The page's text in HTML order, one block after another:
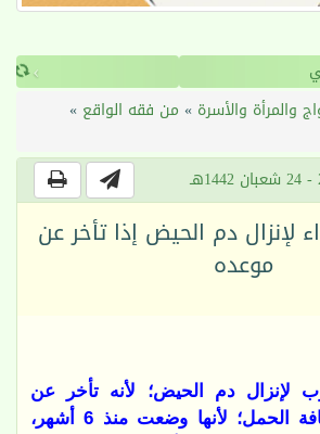
والانضباط السلوكي ›
والمرأة والأسرة » من فقه الواقع »
لإنزال دم الحيض إذا تأخر عن
موعده
لإنزال دم الحيض؛ لأنه تأخر عن
موعده، وذلك مخافة الحمل؛ لأنها وضعت منذ 6 أشهر،